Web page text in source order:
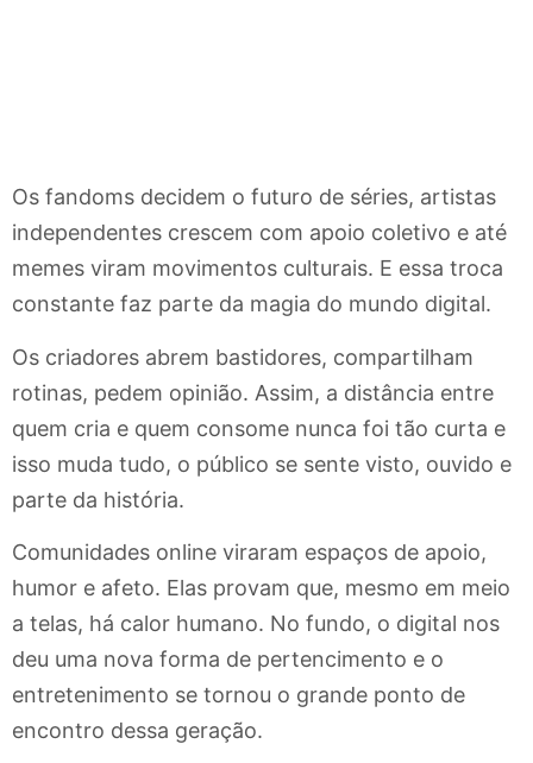
Os fandoms decidem o futuro de séries, artistas
independentes crescem com apoio coletivo e até
memes viram movimentos culturais. E essa troca
constante faz parte da magia do mundo digital.
Os criadores abrem bastidores, compartilham
rotinas, pedem opinião. Assim, a distância entre
quem cria e quem consome nunca foi tão curta e
isso muda tudo, o público se sente visto, ouvido e
parte da história.
Comunidades online viraram espaços de apoio,
humor e afeto. Elas provam que, mesmo em meio
a telas, há calor humano. No fundo, o digital nos
deu uma nova forma de pertencimento e o
entretenimento se tornou o grande ponto de
encontro dessa geração.